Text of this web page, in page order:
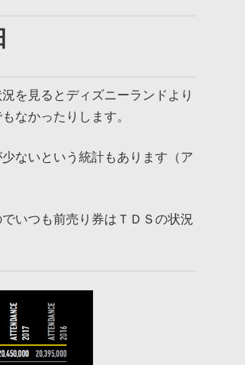
を見るとディズニーランドより
なかったりします。
ないという統計もあります（ア
いつも前売り券はＴＤＳの状況